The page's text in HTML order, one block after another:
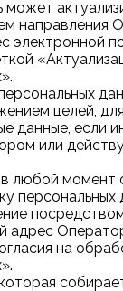
может
направления
электронной
целей,
данные, если
или
любой момент
персональных
адрес
на